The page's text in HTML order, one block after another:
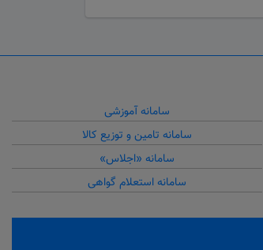
سامانه آموزشی
سامانه تامین و توزیع کالا
سامانه «اجلاس»
سامانه استعلام گواهی